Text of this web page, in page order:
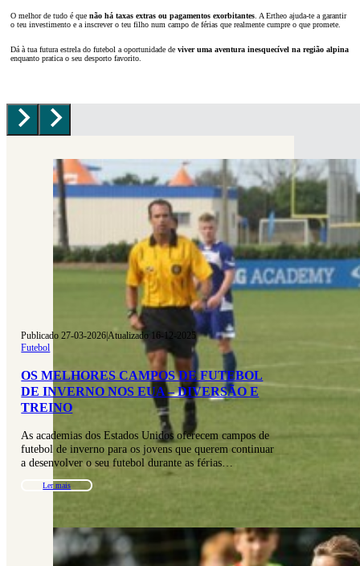
O melhor de tudo é que não há taxas extras ou pagamentos exorbitantes . A Ertheo ajuda-te a garantir
o teu investimento e a inscrever o teu filho num campo de férias que realmente cumpre o que promete.
Dá à tua futura estrela do futebol a oportunidade de viver uma aventura inesquecível na região alpina
enquanto pratica o seu desporto favorito.
Publicado 27-03-2026|Atualizado 16-12-2025
Futebol
OS MELHORES CAMPOS DE FUTEBOL
DE INVERNO NOS EUA – DIVERSÃO E
TREINO
As academias dos Estados Unidos oferecem campos de
futebol de inverno para os jovens que querem continuar
a desenvolver o seu futebol durante as férias…
Ler mais